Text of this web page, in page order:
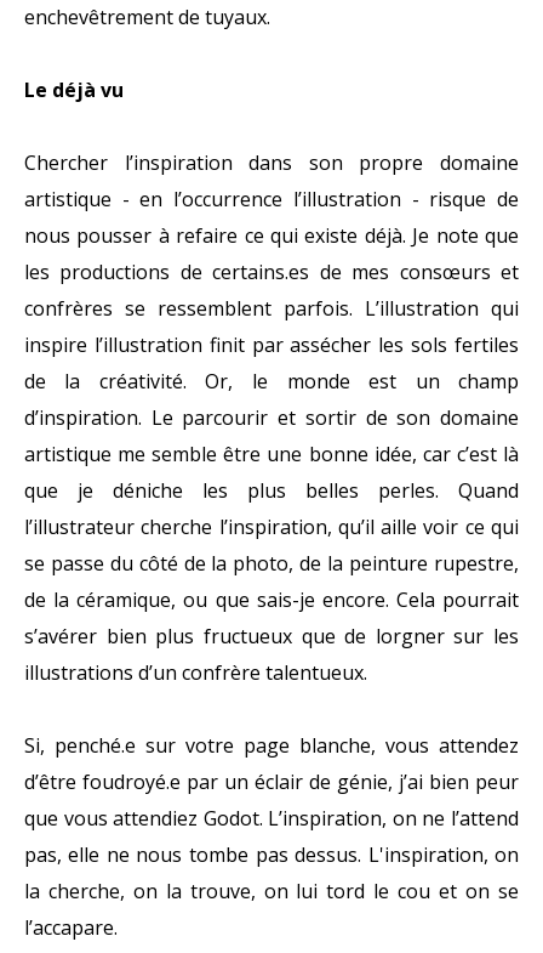
enchevêtrement de tuyaux.
Le déjà vu
Chercher l’inspiration dans son propre domaine
artistique - en l’occurrence l’illustration - risque de
nous pousser à refaire ce qui existe déjà. Je note que
les productions de certains.es de mes consœurs et
confrères se ressemblent parfois. L’illustration qui
inspire l’illustration finit par assécher les sols fertiles
de la créativité. Or, le monde est un champ
d’inspiration. Le parcourir et sortir de son domaine
artistique me semble être une bonne idée, car c’est là
que je déniche les plus belles perles. Quand
l’illustrateur cherche l’inspiration, qu’il aille voir ce qui
se passe du côté de la photo, de la peinture rupestre,
de la céramique, ou que sais-je encore. Cela pourrait
s’avérer bien plus fructueux que de lorgner sur les
illustrations d’un confrère talentueux.
Si, penché.e sur votre page blanche, vous attendez
d’être foudroyé.e par un éclair de génie, j’ai bien peur
que vous attendiez Godot. L’inspiration, on ne l’attend
pas, elle ne nous tombe pas dessus. L'inspiration, on
la cherche, on la trouve, on lui tord le cou et on se
l’accapare.